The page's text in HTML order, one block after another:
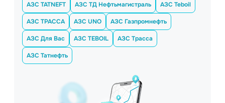
АЗС TATNEFT АЗС ТД Нефтьмагистраль АЗС Teboil
АЗС ТРАССА АЗС UNO АЗС Газпромнефть
АЗС Для Вас АЗС TEBOIL АЗС Трасса
АЗС Татнефть